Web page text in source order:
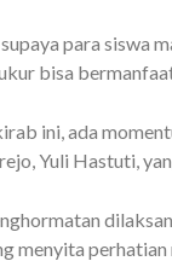
para siswa
bisa
ini, ada
Yuli Hastuti,
menyita